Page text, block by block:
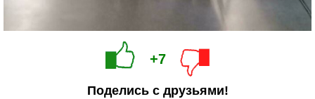
+7
Поделись с друзьями!